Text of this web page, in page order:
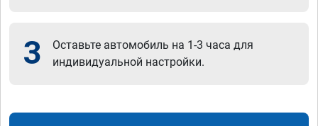
3
Оставьте автомобиль на 1-3 часа для
индивидуальной настройки.